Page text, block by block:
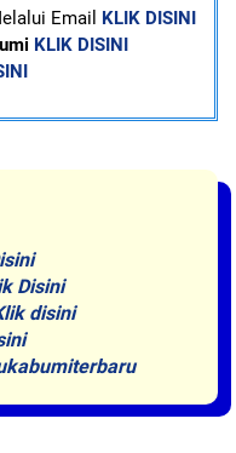
Email KLIK DISINI
KLIK DISINI
Disini
disini